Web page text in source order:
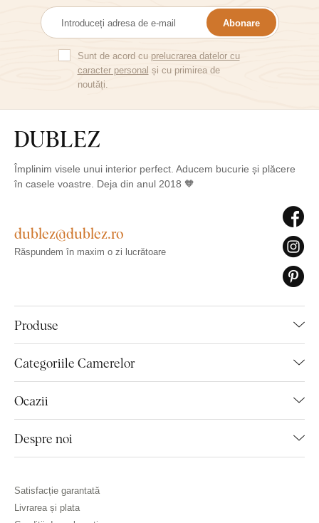
Abonare
Sunt de acord cu prelucrarea datelor cu
caracter personal și cu primirea de
noutăți.
Împlinim visele unui interior perfect. Aducem bucurie și plăcere
în casele voastre. Deja din anul 2018 🧡
Produse
Categoriile Camerelor
Ocazii
Despre noi
dublez@dublez.ro
Răspundem în maxim o zi lucrătoare
Satisfacție garantată
Livrarea și plata